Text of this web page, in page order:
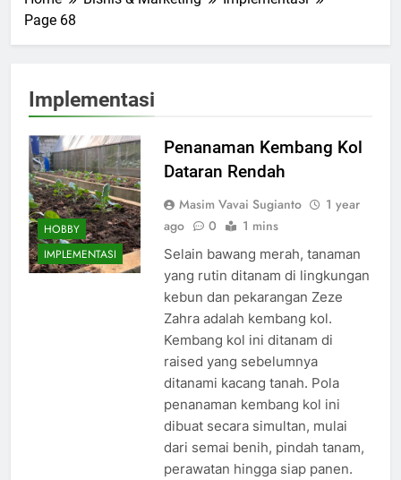
Page 68
Implementasi
HOBBY
IMPLEMENTASI
Penanaman Kembang Kol
Dataran Rendah
Masim Vavai Sugianto
1 year
ago
0 1 mins
Selain bawang merah, tanaman
yang rutin ditanam di lingkungan
kebun dan pekarangan Zeze
Zahra adalah kembang kol.
Kembang kol ini ditanam di
raised yang sebelumnya
ditanami kacang tanah. Pola
penanaman kembang kol ini
dibuat secara simultan, mulai
dari semai benih, pindah tanam,
perawatan hingga siap panen.